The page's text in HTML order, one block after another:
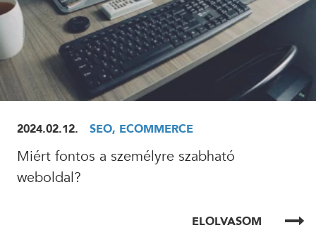
2024.02.12. SEO, ECOMMERCE
Miért fontos a személyre szabható
weboldal?
ELOLVASOM